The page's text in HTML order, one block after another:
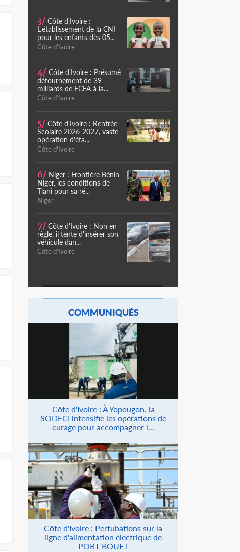
3/ Côte d'Ivoire :
L'établissement de la CNI
pour les enfants dès 05...
Côte d'Ivoire
4/ Côte d'Ivoire : Présumé
détournement de 39
milliards de FCFA à la...
Côte d'Ivoire
5/ Côte d'Ivoire : Rentrée
Scolaire 2026-2027, vaste
opération d'éta...
Côte d'Ivoire
6/ Niger : Frontière Bénin-
Niger, les conditions de
Tiani pour sa ré...
Niger
7/ Côte d'Ivoire : Non en
règle, il tente d'insérer son
véhicule dan...
Côte d'Ivoire
COMMUNIQUÉS
Côte d'Ivoire : À Yopougon, la
SODECI intensifie les opérations de
curage pour accompagner l...
Côte d'Ivoire : Pertubations sur la
ligne d'alimentation électrique de
PORT BOUET